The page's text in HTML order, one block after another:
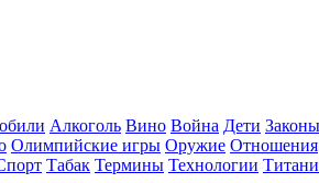
Алкоголь Вино Война Дети Законы
Олимпийские игры Оружие Отношения
Табак Термины Технологии